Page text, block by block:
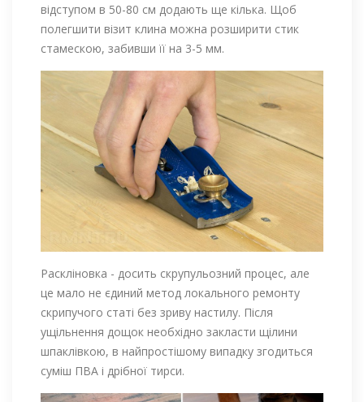
відступом в 50-80 см додають ще кілька. Щоб
полегшити візит клина можна розширити стик
стамескою, забивши її на 3-5 мм.
Раскліновка - досить скрупульозний процес, але
це мало не єдиний метод локального ремонту
скрипучого статі без зриву настилу. Після
ущільнення дощок необхідно закласти щілини
шпаклівкою, в найпростішому випадку згодиться
суміш ПВА і дрібної тирси.